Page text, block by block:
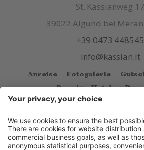
St. Kassianweg 17
39022 Algund bei
+39 0473 448545
info@kassian.it
Anreise Fotogalerie
Premium Hotels